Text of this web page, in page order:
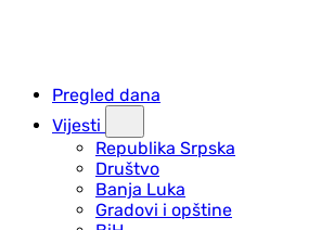
Pregled dana
Vijesti
Republika Srpska
Društvo
Banja Luka
Gradovi i opštine